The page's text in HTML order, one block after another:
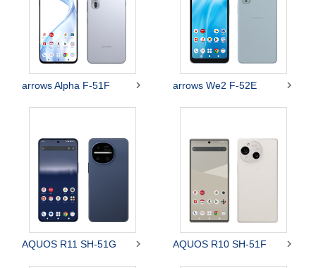
arrows Alpha F-51F  arrows We2 F-52E 
AQUOS R11 SH-51G  AQUOS R10 SH-51F 